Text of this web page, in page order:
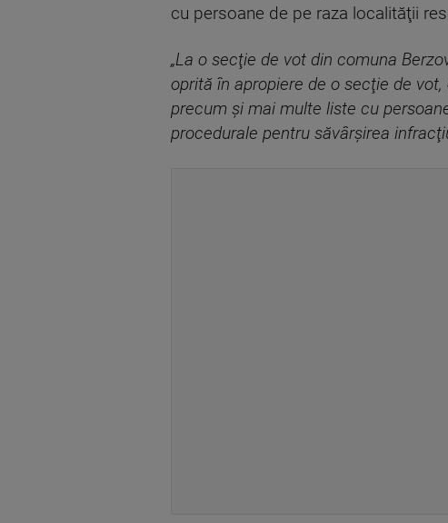
cu persoane de pe raza localităţii
„La o secţie de vot din comuna
oprită în apropiere de o secţie de
precum şi mai multe liste cu
procedurale pentru săvârşirea